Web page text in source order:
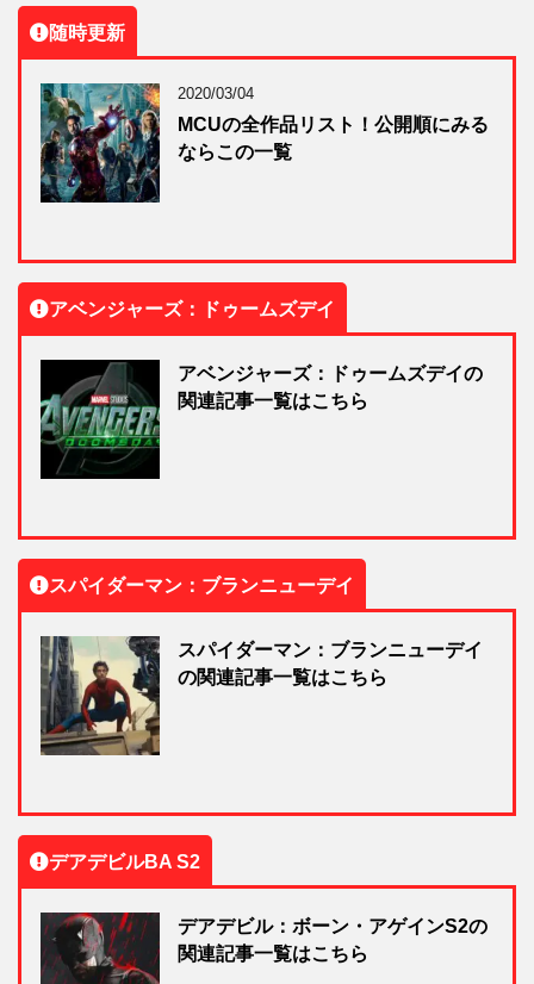
随時更新
2020/03/04
MCUの全作品リスト！公開順にみる
ならこの一覧
アベンジャーズ：ドゥームズデイ
アベンジャーズ：ドゥームズデイの
関連記事一覧はこちら
スパイダーマン：ブランニューデイ
スパイダーマン：ブランニューデイ
の関連記事一覧はこちら
デアデビルBA S2
デアデビル：ボーン・アゲインS2の
関連記事一覧はこちら